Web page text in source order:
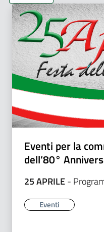
Eventi per la
dell’80°
25 APRILE-
Eventi